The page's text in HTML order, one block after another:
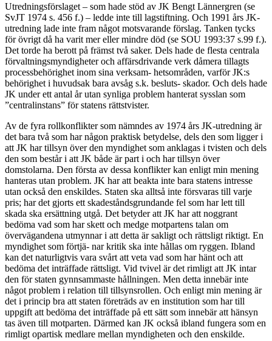
Utredningsförslaget – som hade stöd av JK Bengt Lännergren (se
SvJT 1974 s. 456 f.) – ledde inte till lagstiftning. Och 1991 års JK-
utredning lade inte fram något motsvarande förslag. Tanken tycks
för övrigt då ha varit mer eller mindre död (se SOU 1993:37 s.99 f.).
Det torde ha berott på främst två saker. Dels hade de flesta centrala
förvaltningsmyndigheter och affärsdrivande verk dåmera tillagts
processbehörighet inom sina verksam- hetsområden, varför JK:s
behörighet i huvudsak bara avsåg s.k. besluts- skador. Och dels hade
JK under ett antal år utan synliga problem hanterat sysslan som
”centralinstans” för statens rättstvister.
Av de fyra rollkonflikter som nämndes av 1974 års JK-utredning är
det bara två som har någon praktisk betydelse, dels den som ligger i
att JK har tillsyn över den myndighet som anklagas i tvisten och dels
den som består i att JK både är part i och har tillsyn över
domstolarna. Den första av dessa konflikter kan enligt min mening
hanteras utan problem. JK har att beakta inte bara statens intresse
utan också den enskildes. Staten ska alltså inte försvaras till varje
pris; har det gjorts ett skadeståndsgrundande fel som har lett till
skada ska ersättning utgå. Det betyder att JK har att noggrant
bedöma vad som har skett och medge motpartens talan om
övervägandena utmynnar i att detta är sakligt och rättsligt riktigt. En
myndighet som förtjä- nar kritik ska inte hållas om ryggen. Ibland
kan det naturligtvis vara svårt att veta vad som har hänt och att
bedöma det inträffade rättsligt. Vid tvivel är det rimligt att JK intar
den för staten gynnsammaste hållningen. Men detta innebär inte
något problem i relation till tillsynsrollen. Och enligt min mening är
det i princip bra att staten företräds av en institution som har till
uppgift att bedöma det inträffade på ett sätt som innebär att hänsyn
tas även till motparten. Därmed kan JK också ibland fungera som en
rimligt opartisk medlare mellan myndigheten och den enskilde.